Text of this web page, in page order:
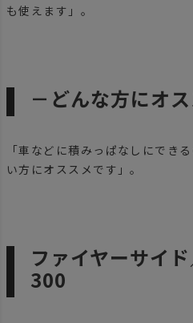
も使えます」。
－どんな方にオ
「車などに積みっぱなしにでき
い方にオススメです」。
ファイヤーサイ
300